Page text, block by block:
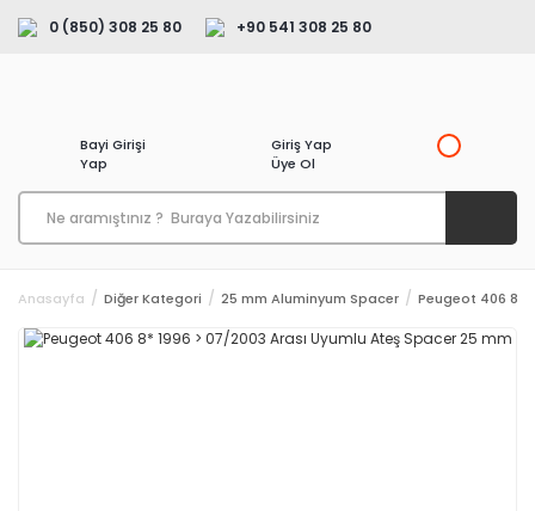
0 (850) 308 25 80 +90 541 308 25 80
Bayi Girişi
Yap
Giriş Yap
Üye Ol
Anasayfa Diğer Kategori 25 mm Aluminyum Spacer Peugeot 406 8*